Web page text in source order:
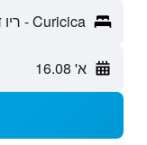
Curicica - ריו דה ז'ניירו, מדינת ריו דה ז'ניירו, ברזיל
א' 16.08